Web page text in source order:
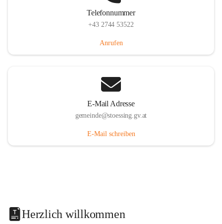
Telefonnummer
+43 2744 53522
Anrufen
E-Mail Adresse
gemeinde@stoessing.gv.at
E-Mail schreiben
Herzlich willkommen